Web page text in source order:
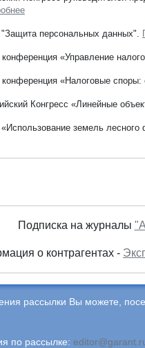
персональных данных".
конференция «Управление
«Налоговые
Конгресс «Линейные
земель
Подписка на журналы
о контрагентах -
рассылки Вы можете,
по рассылке: